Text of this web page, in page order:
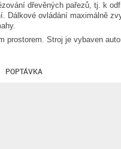
dřevěných pařezů, tj. k
Dálkové ovládání maximálně
prostorem. Stroj je vybaven
POPTÁVKA